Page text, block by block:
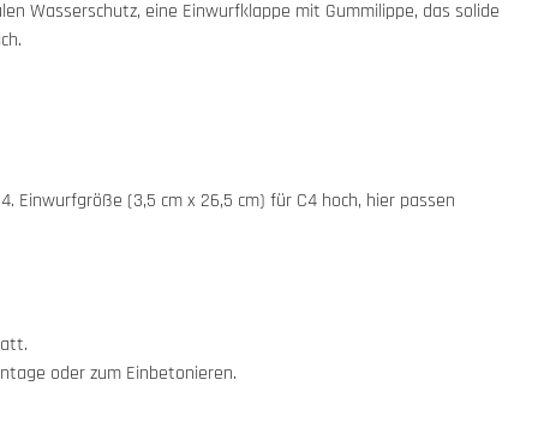
Wasserschutz, eine Einwurfklappe mit Gummilippe, das solide
Einwurfgröße (3,5 cm x 26,5 cm) für C4 hoch, hier passen
oder zum Einbetonieren.